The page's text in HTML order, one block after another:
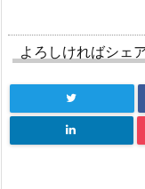
よろしければシェ